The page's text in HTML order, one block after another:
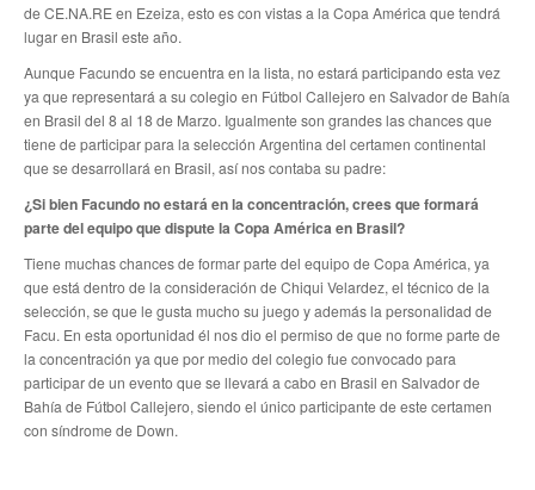
Publicaciones
Revista Los Camioneros
Anuario 20 años
Biblioteca Sindical
Galería de videos
Campañas de prevención
Memoria histórica
Notas
Política de Privacidad
de CE.NA.RE en Ezeiza, esto es con vistas a la Copa América que tendrá
lugar en Brasil este año.
Aunque Facundo se encuentra en la lista, no estará participando esta vez
ya que representará a su colegio en Fútbol Callejero en Salvador de Bahía
en Brasil del 8 al 18 de Marzo. Igualmente son grandes las chances que
tiene de participar para la selección Argentina del certamen continental
que se desarrollará en Brasil, así nos contaba su padre:
¿Si bien Facundo no estará en la concentración, crees que formará
parte del equipo que dispute la Copa América en Brasil?
Tiene muchas chances de formar parte del equipo de Copa América, ya
que está dentro de la consideración de Chiqui Velardez, el técnico de la
selección, se que le gusta mucho su juego y además la personalidad de
Facu. En esta oportunidad él nos dio el permiso de que no forme parte de
la concentración ya que por medio del colegio fue convocado para
participar de un evento que se llevará a cabo en Brasil en Salvador de
Bahía de Fútbol Callejero, siendo el único participante de este certamen
con síndrome de Down.